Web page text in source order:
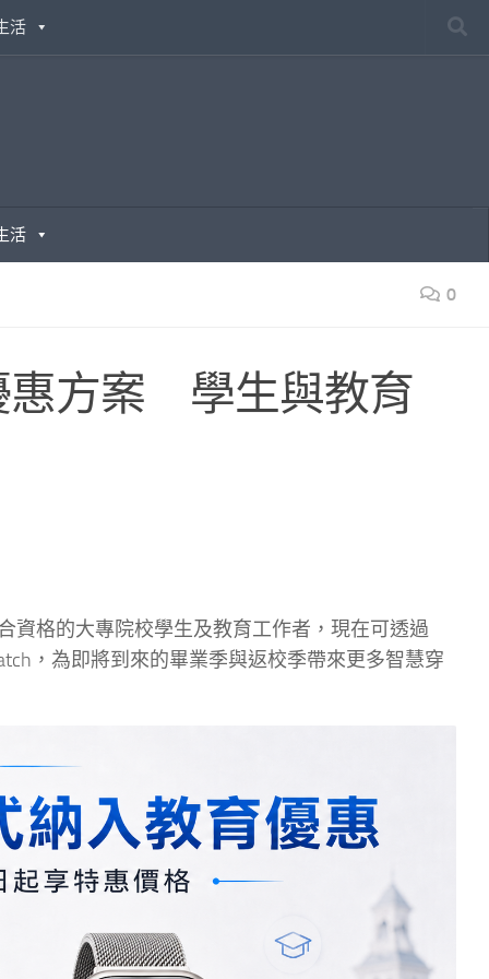
活
活
0
惠方案 學生與教育
資格的大專院校學生及教育工作者，現在可透過
，為即將到來的畢業季與返校季帶來更多智慧穿